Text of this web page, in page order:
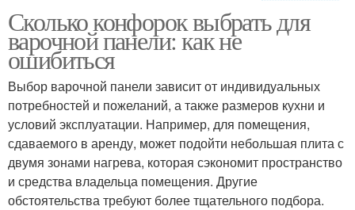
Конфорки для
экономии
Сколько конфорок выбрать для
варочной панели: как не
ошибиться
Выбор варочной панели зависит от индивидуальных
потребностей и пожеланий, а также размеров кухни и
условий эксплуатации. Например, для помещения,
сдаваемого в аренду, может подойти небольшая плита с
двумя зонами нагрева, которая сэкономит пространство
и средства владельца помещения. Другие
обстоятельства требуют более тщательного подбора.